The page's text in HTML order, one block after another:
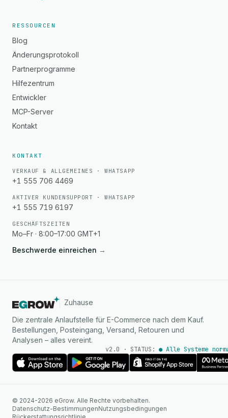
RESSOURCEN
Blog
Änderungsprotokoll
Partnerprogramme
Hilfezentrum
Entwickler
MCP-Server
Kontakt
KONTAKT
VERKAUF & ALLGEMEINES · WHATSAPP
+1 555 706 4469
AKTIVER KUNDENSUPPORT · WHATSAPP
+1 555 719 6197
GESCHÄFTSZEITEN
Mo–Fr · 8:00–17:00 GMT+1
Beschwerde einreichen →
Zuhause
Die zentrale Anlaufstelle für E-Commerce nach dem Kauf.
Bestellungen, Posteingang, Versand, Retouren und
Analysen – alles vereint.
v2.0 · STATUS: ● Alle Systeme
© 2024-2026 eGrow. Alle Rechte vorbehalten.
Datenschutz-BestimmungenNutzungsbedingungen
Sofortige Antworten auf
WhatsApp